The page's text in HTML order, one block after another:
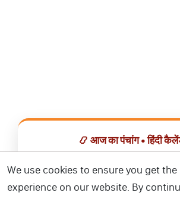
📿 आज का पंचांग • हिंदी
📅 हिंदी कैलेंडर ऐप डाउनलोड
We use cookies to ensure you get
experience on our website. By